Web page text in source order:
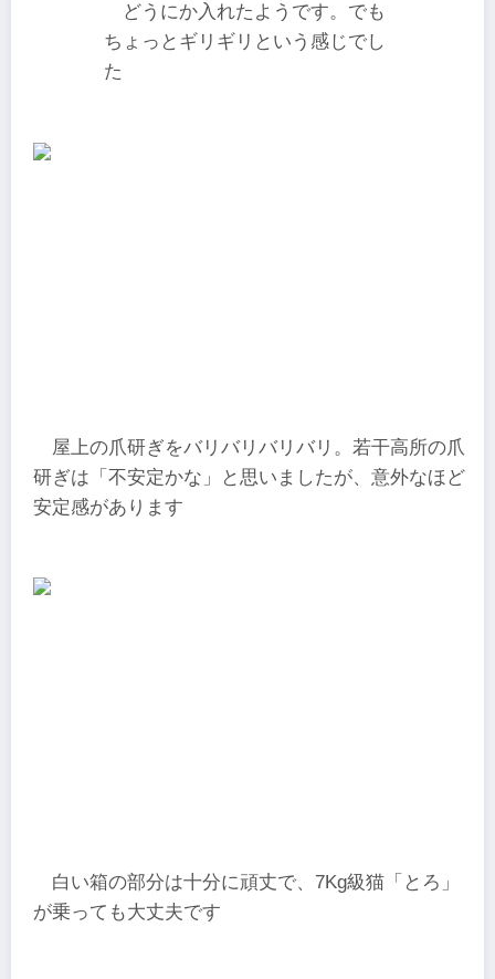
どうにか入れたようです。でも
ちょっとギリギリという感じでし
た
屋上の爪研ぎをバリバリバリバリ。若干高所の爪
研ぎは「不安定かな」と思いましたが、意外なほど
安定感があります
白い箱の部分は十分に頑丈で、7Kg級猫「とろ」
が乗っても大丈夫です